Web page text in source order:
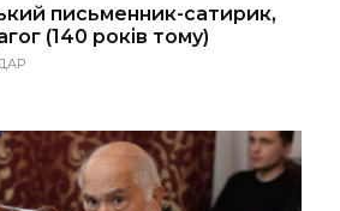
письменник-сатирик,
(140 років тому)